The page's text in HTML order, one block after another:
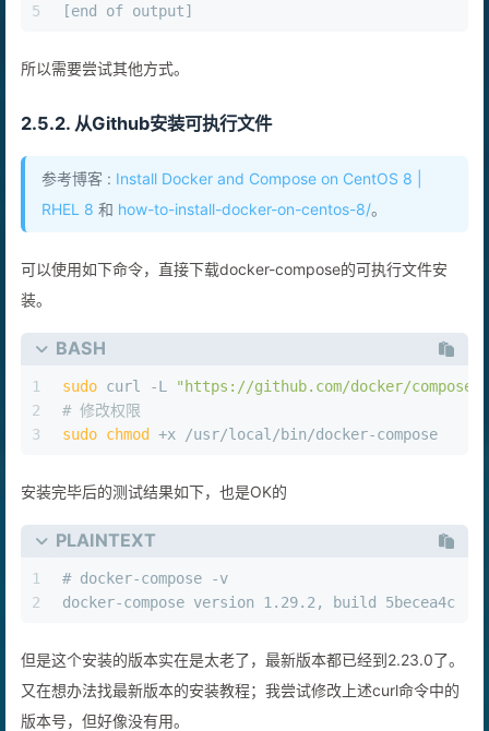
5
[end of output]
所以需要尝试其他方式。
2.5.2. 从Github安装可执行文件
参考博客 : Install Docker and Compose on CentOS 8 |
RHEL 8 和 how-to-install-docker-on-centos-8/。
可以使用如下命令，直接下载docker-compose的可执行文件安
装。
BASH
1
2
3
sudo curl -L
"https://github.com/docker/compose/
# 修改权限
sudo chmod +x /usr/local/bin/docker-compose
安装完毕后的测试结果如下，也是OK的
PLAINTEXT
1
2
# docker-compose -v
docker-compose version 1.29.2, build 5becea4c
但是这个安装的版本实在是太老了，最新版本都已经到2.23.0了。
又在想办法找最新版本的安装教程；我尝试修改上述curl命令中的
版本号，但好像没有用。